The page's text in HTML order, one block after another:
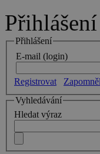
Přihlášení
Přihlášení
E-mail (login)
Registrovat
Vyhledávání
Hledat výraz